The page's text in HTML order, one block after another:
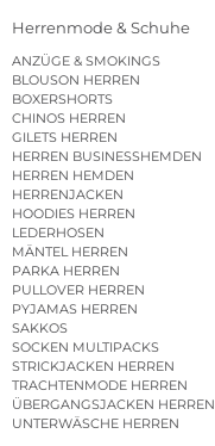
Herrenmode & Schuhe
ANZÜGE & SMOKINGS
BLOUSON HERREN
BOXERSHORTS
CHINOS HERREN
GILETS HERREN
HERREN BUSINESSHEMDEN
HERREN HEMDEN
HERRENJACKEN
HOODIES HERREN
LEDERHOSEN
MÄNTEL HERREN
PARKA HERREN
PULLOVER HERREN
PYJAMAS HERREN
SAKKOS
SOCKEN MULTIPACKS
STRICKJACKEN HERREN
TRACHTENMODE HERREN
ÜBERGANGSJACKEN HERREN
UNTERWÄSCHE HERREN